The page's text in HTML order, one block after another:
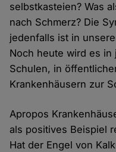
selbstkasteien? Was
nach Schmerz? Die
jedenfalls ist in
Noch heute wird es
Schulen, in
Krankenhäusern zur
Apropos
als positives Beispiel
Hat der Engel von